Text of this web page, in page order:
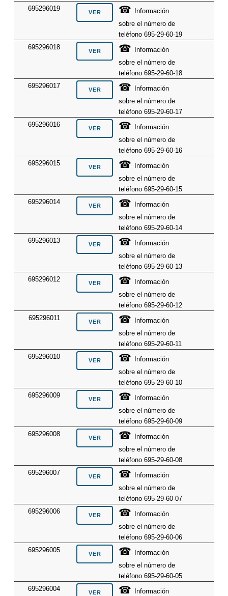
695296019
☎ Información
sobre el número de
teléfono 695-29-60-19
695296018
☎ Información
sobre el número de
teléfono 695-29-60-18
695296017
☎ Información
sobre el número de
teléfono 695-29-60-17
695296016
☎ Información
sobre el número de
teléfono 695-29-60-16
695296015
☎ Información
sobre el número de
teléfono 695-29-60-15
695296014
☎ Información
sobre el número de
teléfono 695-29-60-14
695296013
☎ Información
sobre el número de
teléfono 695-29-60-13
695296012
☎ Información
sobre el número de
teléfono 695-29-60-12
695296011
☎ Información
sobre el número de
teléfono 695-29-60-11
695296010
☎ Información
sobre el número de
teléfono 695-29-60-10
695296009
☎ Información
sobre el número de
teléfono 695-29-60-09
695296008
☎ Información
sobre el número de
teléfono 695-29-60-08
695296007
☎ Información
sobre el número de
teléfono 695-29-60-07
695296006
☎ Información
sobre el número de
teléfono 695-29-60-06
695296005
☎ Información
sobre el número de
teléfono 695-29-60-05
695296004
☎ Información